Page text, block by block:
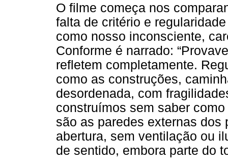
O filme começa nos
falta de critério e
como nosso inconsciente,
Conforme é narrado:
refletem completamente.
como as construções,
desordenada, com
construímos sem saber
são as paredes externas dos
abertura, sem ventilação ou
de sentido, embora parte do